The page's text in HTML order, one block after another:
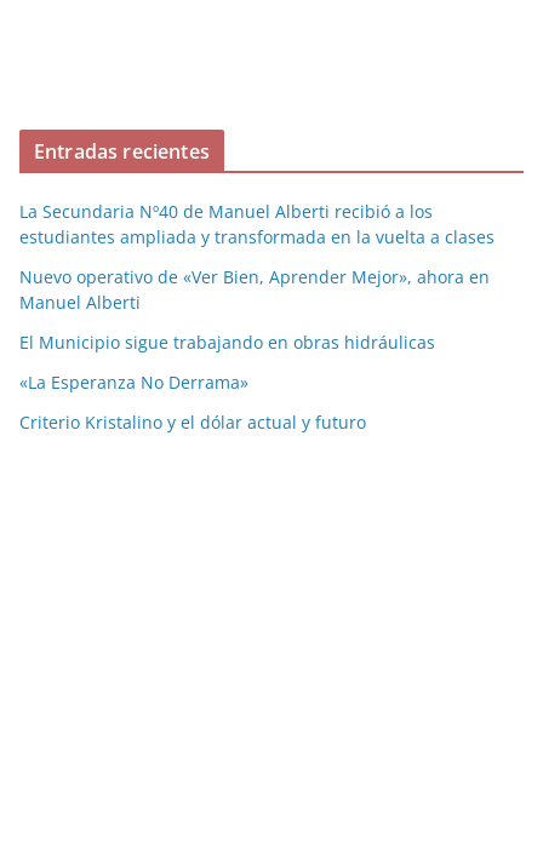
Entradas recientes
La Secundaria Nº40 de Manuel Alberti recibió a los
estudiantes ampliada y transformada en la vuelta a clases
Nuevo operativo de «Ver Bien, Aprender Mejor», ahora en
Manuel Alberti
El Municipio sigue trabajando en obras hidráulicas
«La Esperanza No Derrama»
Criterio Kristalino y el dólar actual y futuro